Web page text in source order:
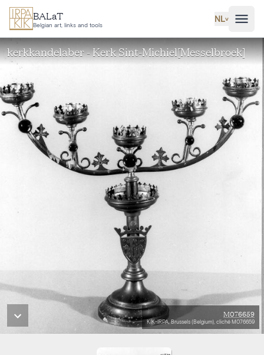
Ga naar hoofdinhoud
BALaT
Belgian art, links and tools
NL˅
kerkkandelaber - Kerk Sint-Michiel[Messelbroek]
M076659
KIK-IRPA, Brussels (Belgium), cliché M076659